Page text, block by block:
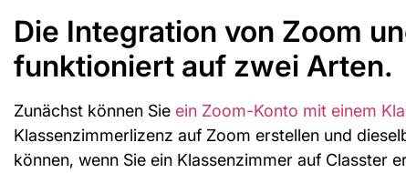
Die Integration von Zoom
funktioniert auf zwei Arten.
Zunächst können Sie ein Zoom-Konto mit einem
Klassenzimmerlizenz auf Zoom erstellen und
können, wenn Sie ein Klassenzimmer auf Classter